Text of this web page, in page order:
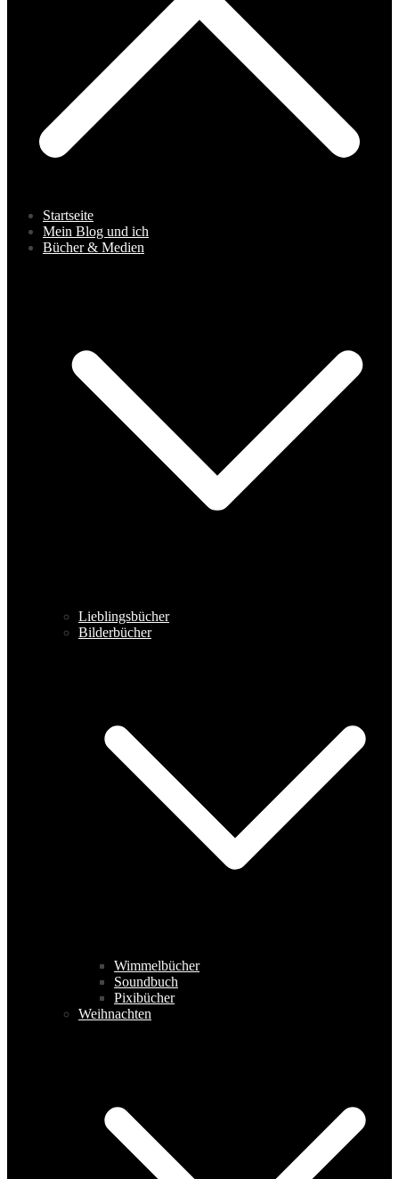
Startseite
Mein Blog und ich
Bücher & Medien
Lieblingsbücher
Bilderbücher
Wimmelbücher
Soundbuch
Pixibücher
Weihnachten